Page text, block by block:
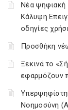
Νέα ψηφιακή
Κάλυψη
οδηγίες
Προσθήκη
Ξεκινά το
εφαρμόζουν
Νοημοσύνη